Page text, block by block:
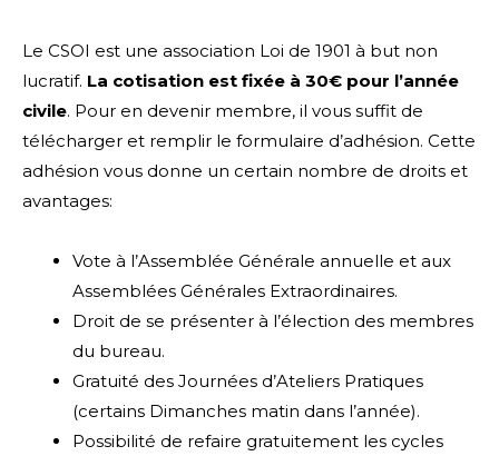
Le CSOI est une association Loi de 1901 à but non
lucratif. La cotisation est fixée à 30€ pour l’année
civile. Pour en devenir membre, il vous suffit de
télécharger et remplir le formulaire d’adhésion. Cette
adhésion vous donne un certain nombre de droits et
avantages:
Vote à l’Assemblée Générale annuelle et aux
Assemblées Générales Extraordinaires.
Droit de se présenter à l’élection des membres
du bureau.
Gratuité des Journées d’Ateliers Pratiques
(certains Dimanches matin dans l’année).
Possibilité de refaire gratuitement les cycles